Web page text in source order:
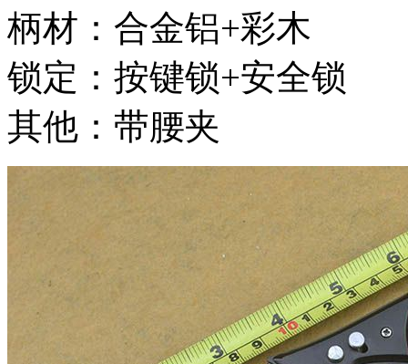
柄材：合金铝+彩木
锁定：按键锁+安全锁
其他：带腰夹